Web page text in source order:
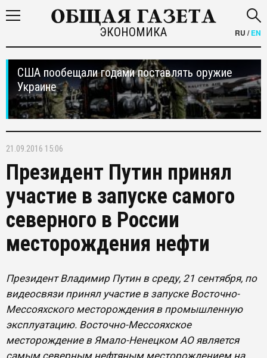
ЭКОНОМИКА RU /EN
США пообещали годами поставлять оружие
Украине
21.09.2016 15:06
Президент Путин принял
участие в запуске самого
северного в России
месторождения нефти
Президент Владимир Путин в среду, 21 сентября, по
видеосвязи принял участие в запуске Восточно-
Мессояхского месторождения в промышленную
эксплуатацию. Восточно-Мессояхское
месторождение в Ямало-Ненецком АО является
самым северным нефтяным месторождением на